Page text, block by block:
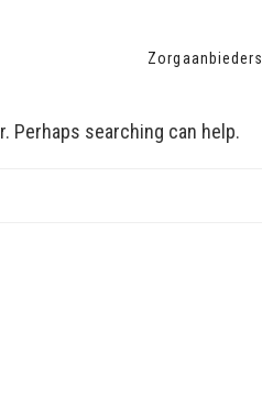
Zorgaanbieders
Perhaps searching can help.